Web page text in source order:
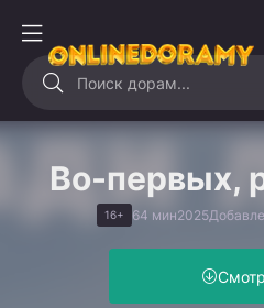
Во-первых,
16+ 64 мин2025